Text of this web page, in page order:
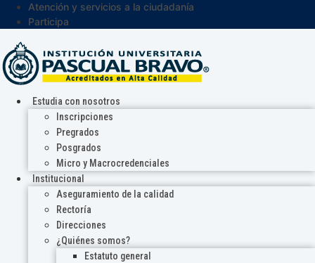
Atención y servicios a la ciudadanía
Participa
Estudia con nosotros
Inscripciones
Pregrados
Posgrados
Micro y Macrocredenciales
Institucional
Aseguramiento de la calidad
Rectoría
Direcciones
¿Quiénes somos?
Estatuto general